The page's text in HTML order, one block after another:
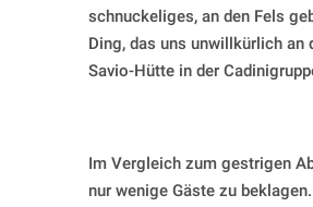
schnuckeliges, an den Fels
Ding, das uns unwillkürlich an
Savio-Hütte in der
Im Vergleich zum gestrigen
nur wenige Gäste zu